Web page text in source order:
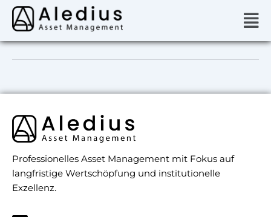
Zum
Inhalt
Professionelles Asset Management mit Fokus auf
langfristige Wertschöpfung und institutionelle
Exzellenz.